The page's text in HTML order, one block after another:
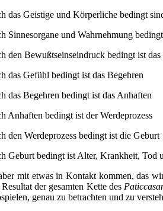
das Geistige und Körperliche bedingt
Sinnesorgane und Wahrnehmung
den Bewußtseinseindruck bedingt ist
das Gefühl bedingt ist das Begehren
das Begehren bedingt ist das Anhaften
Anhaften bedingt ist der Werdeprozess
den Werdeprozess bedingt ist die Geburt
Geburt bedingt ist Alter, Krankheit, Tod
mit etwas in Kontakt kommen, das
der gesamten Kette des
genau zu betrachten und zu